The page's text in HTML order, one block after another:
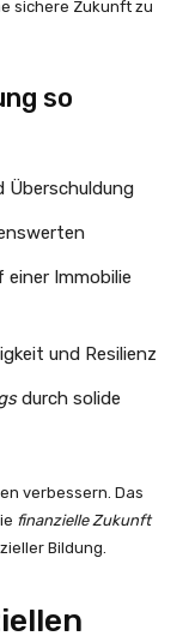
sichere Zukunft zu
so
Überschuldung
einer Immobilie
und Resilienz
durch solide
verbessern. Das
finanzielle Zukunft
Bildung.